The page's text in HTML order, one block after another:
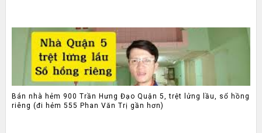
Bán nhà hẻm 900 Trần Hưng Đạo Quận 5, trệt lửng lầu, sổ hồng
riêng (đi hẻm 555 Phan Văn Trị gần hơn)